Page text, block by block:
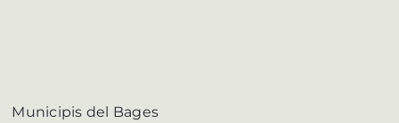
Municipis del Bages